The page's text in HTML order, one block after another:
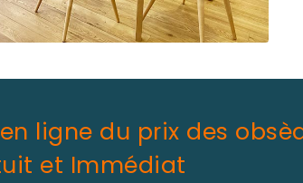
ligne du prix des
et Immédiat